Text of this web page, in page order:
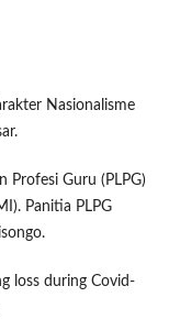
Nasionalisme
Profesi Guru (PLPG)
Panitia PLPG
loss during Covid-